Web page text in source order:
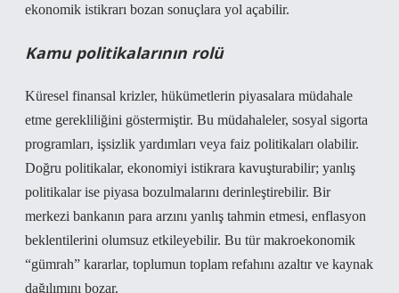
ekonomik istikrarı bozan sonuçlara yol açabilir.
Kamu politikalarının rolü
Küresel finansal krizler, hükümetlerin piyasalara müdahale
etme gerekliliğini göstermiştir. Bu müdahaleler, sosyal sigorta
programları, işsizlik yardımları veya faiz politikaları olabilir.
Doğru politikalar, ekonomiyi istikrara kavuşturabilir; yanlış
politikalar ise piyasa bozulmalarını derinleştirebilir. Bir
merkezi bankanın para arzını yanlış tahmin etmesi, enflasyon
beklentilerini olumsuz etkileyebilir. Bu tür makroekonomik
“gümrah” kararlar, toplumun toplam refahını azaltır ve kaynak
dağılımını bozar.